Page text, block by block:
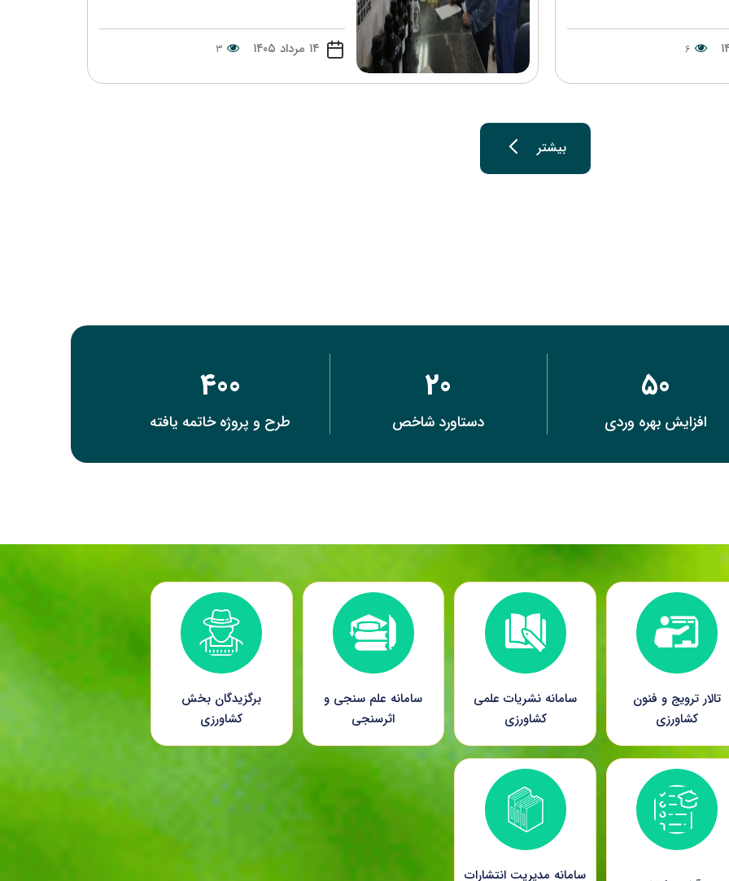
۶ ۱۴ مرداد ۱۴۰۵ ۳
بیشتر
50
افزایش بهره وردی
20
دستاورد شاخص
400
طرح و پروژه خاتمه یافته
تالار ترویج و فنون
کشاورزی
سامانه نشریات علمی
کشاورزی
سامانه علم سنجی و
اثرسنجی
برگزیدگان بخش
کشاورزی
سامانه مدیریت انتشارات